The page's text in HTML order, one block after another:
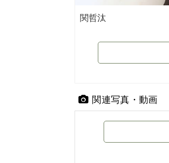
関哲汰
関連写真・動画